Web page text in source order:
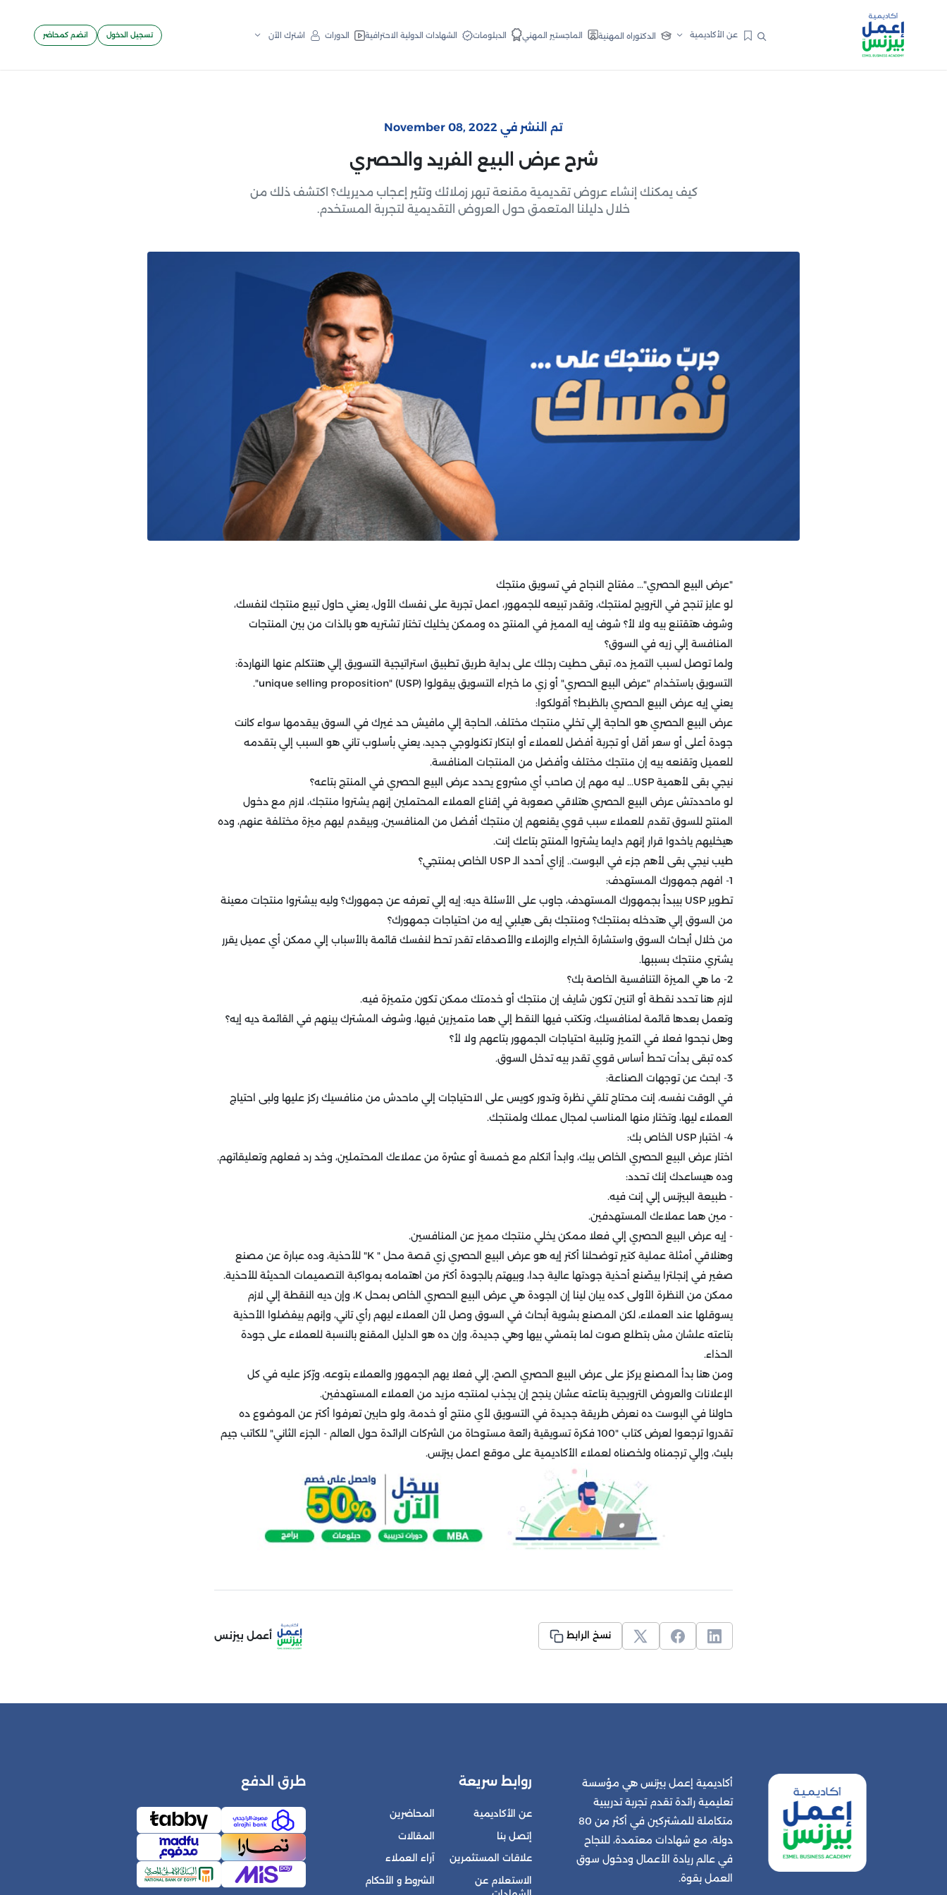
عن الأكاديمية الدكتوراه المهنية الماجستير المهني الدبلومات الشهادات الدولية الاحترافية الدورات اشترك الآن تسجيل الدخول انضم كمحاضر
تم النشر في November 08, 2022
شرح عرض البيع الفريد والحصري
كيف يمكنك إنشاء عروض تقديمية مقنعة تبهر زملائك وتثير إعجاب مديريك؟ اكتشف ذلك من
خلال دليلنا المتعمق حول العروض التقديمية لتجربة المستخدم.
"عرض البيع الحصري"... مفتاح النجاح في تسويق منتجك
لو عايز تنجح في الترويج لمنتجك، وتقدر تبيعه للجمهور، اعمل تجربة على نفسك الأول، يعني حاول تبيع منتجك لنفسك،
وشوف هتقتنع بيه ولا لأ؟ شوف إيه المميز في المنتج ده وممكن يخليك تختار تشتريه هو بالذات من بين المنتجات
المنافسة إلي زيه في السوق؟
ولما توصل لسبب التميز ده، تبقى حطيت رجلك على بداية طريق تطبيق استراتيجية التسويق إلي هنتكلم عنها النهاردة:
التسويق باستخدام "عرض البيع الحصري" أو زي ما خبراء التسويق بيقولوا (USP) "unique selling proposition".
يعني إيه عرض البيع الحصري بالظبط؟ أقولكوا:
عرض البيع الحصري هو الحاجة إلي تخلي منتجك مختلف، الحاجة إلي مافيش حد غيرك في السوق بيقدمها سواء كانت
جودة أعلى أو سعر أقل أو تجربة أفضل للعملاء أو ابتكار تكنولوجي جديد، يعني بأسلوب تاني هو السبب إلي بتقدمه
للعميل وتقنعه بيه إن منتجك مختلف وأفضل من المنتجات المنافسة.
نيجي بقى لأهمية USP... ليه مهم إن صاحب أي مشروع يحدد عرض البيع الحصري في المنتج بتاعه؟
لو ماحددتش عرض البيع الحصري هتلاقي صعوبة في إقناع العملاء المحتملين إنهم يشتروا منتجك، لازم مع دخول
المنتج للسوق تقدم للعملاء سبب قوي يقنعهم إن منتجك أفضل من المنافسين، وبيقدم ليهم ميزة مختلفة عنهم، وده
هيخليهم ياخدوا قرار إنهم دايما يشتروا المنتج بتاعك إنت.
طيب نيجي بقى لأهم جزء في البوست.. إزاي أحدد الـ USP الخاص بمنتجي؟
1- افهم جمهورك المستهدف:
تطوير USP بيبدأ بجمهورك المستهدف، جاوب على الأسئلة ديه: إيه إلي تعرفه عن جمهورك؟ وليه بيشتروا منتجات معينة
من السوق إلي هتدخله بمنتجك؟ ومنتجك بقى هيلبي إيه من احتياجات جمهورك؟
من خلال أبحاث السوق واستشارة الخبراء والزملاء والأصدقاء تقدر تحط لنفسك قائمة بالأسباب إلي ممكن أي عميل يقرر
يشتري منتجك بسببها.
2- ما هي الميزة التنافسية الخاصة بك؟
لازم هنا تحدد نقطة أو اتنين تكون شايف إن منتجك أو خدمتك ممكن تكون متميزة فيه.
وتعمل بعدها قائمة لمنافسيك، وتكتب فيها النقط إلي هما متميزين فيها، وشوف المشترك بينهم في القائمة ديه إيه؟
وهل نجحوا فعلا في التميز وتلبية احتياجات الجمهور بتاعهم ولا لأ؟
كده تبقى بدأت تحط أساس قوي تقدر بيه تدخل السوق.
3- ابحث عن توجهات الصناعة:
في الوقت نفسه، إنت محتاج تلقي نظرة وتدور كويس على الاحتياجات إلي ماحدش من منافسيك ركز عليها ولبى احتياج
العملاء ليها، وتختار منها المناسب لمجال عملك ولمنتجك.
4- اختبار USP الخاص بك:
اختار عرض البيع الحصري الخاص بيك، وابدأ اتكلم مع خمسة أو عشرة من عملاءك المحتملين، وخد رد فعلهم وتعليقاتهم.
وده هيساعدك إنك تحدد:
- طبيعة البيزنس إلي إنت فيه.
- مين هما عملاءك المستهدفين.
- إيه عرض البيع الحصري إلي فعلا ممكن يخلي منتجك مميز عن المنافسين.
وهنلاقي أمثلة عملية كتير توضحلنا أكتر إيه هو عرض البيع الحصري زي قصة محل " K" للأحذية، وده عبارة عن مصنع
صغير في إنجلترا بيصّنع أحذية جودتها عالية جدا، وبيهتم بالجودة أكتر من اهتمامه بمواكبة التصميمات الحديثة للأحذية.
ممكن من النظرة الأولى كده يبان لينا إن الجودة هي عرض البيع الحصري الخاص بمحل K، وإن ديه النقطة إلي لازم
يسوقلها عند العملاء، لكن المصنع بشوية أبحاث في السوق وصل لأن العملاء ليهم رأي تاني، وإنهم بيفضلوا الأحذية
بتاعته علشان مش بتطلع صوت لما بتمشي بيها وهي جديدة، وإن ده هو الدليل المقنع بالنسبة للعملاء على جودة
الحذاء.
ومن هنا بدأ المصنع يركز على عرض البيع الحصري الصح، إلي فعلا يهم الجمهور والعملاء بتوعه، ورّكز عليه في كل
الإعلانات والعروض الترويجية بتاعته عشان ينجح إن يجذب لمنتجه مزيد من العملاء المستهدفين.
حاولنا في البوست ده نعرض طريقة جديدة في التسويق لأي منتج أو خدمة، ولو حابين تعرفوا أكتر عن الموضوع ده
تقدروا ترجعوا لعرض كتاب "100 فكرة تسويقية رائعة مستوحاة من الشركات الرائدة حول العالم - الجزء الثاني" للكاتب جيم
بليث، وإلي ترجمناه ولخصناه لعملاء الأكاديمية على موقع اعمل بيزنس.
نسخ الرابط أعمل بيزنس
أكاديمية إعمل بيزنس هي مؤسسة
تعليمية رائدة تقدم تجربة تدريبية
متكاملة للمشتركين في أكثر من 80
دولة، مع شهادات معتمدة، للنجاح
في عالم ريادة الأعمال ودخول سوق
العمل بقوة.
روابط سريعة
عن الأكاديمية
إتصل بنا
علاقات المستثمرين
الاستعلام عن
المحاضرين
المقالات
آراء العملاء
الشروط و الأحكام
طرق الدفع